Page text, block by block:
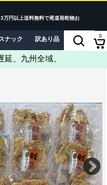
万円以上送料無料で尾道発乾物お
ナック 訳あり品 当店につい
0
、九州全域、